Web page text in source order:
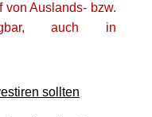
Auslands- bzw.
auch in
sollten